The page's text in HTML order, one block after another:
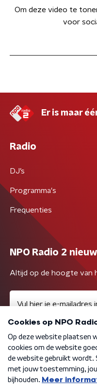
Om deze video te
voor
Er is maar
Radio
DJ’s
Programma's
Frequenties
NPO Radio 2
Altijd op de hoogte van
Algemene voorwaarden